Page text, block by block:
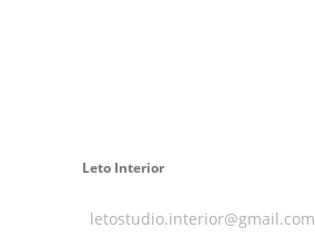
Leto Interior
letostudio.interior@gmail.com